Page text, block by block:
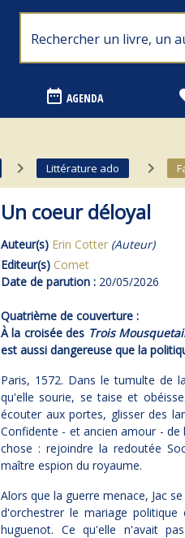
date_range AGENDA
navigate_next Littérature ado navigate_next
Un coeur déloyal
Auteur(s) Erin Cotter (Auteur)
Editeur(s) Comet
Date de parution : 20/05/2026
Quatrième de couverture :
À la croisée des Trois
est aussi dangereuse que la
Paris, 1572. Dans le tumulte de
qu'elle sourie, se taise et
écouter aux portes, glisser des
Confidente - et ancien amour - de
chose : rejoindre la redoutée
maître espion du royaume.
Alors que la guerre menace, Jac
d'orchestrer le mariage
huguenot. Ce qu'elle n'avait